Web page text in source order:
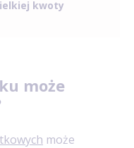
kwoty
może
może